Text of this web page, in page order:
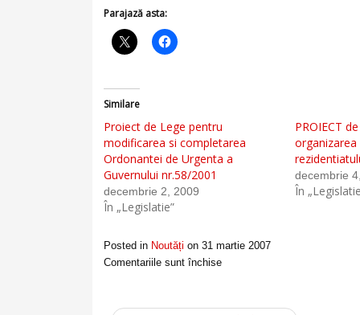
Parajază asta:
Similare
Proiect de Lege pentru
modificarea si completarea
Ordonantei de Urgenta a
Guvernului nr.58/2001
decembrie 2, 2009
În „Legislatie”
PROIECT
decembrie
În
Posted in Noutăți on 31 martie 2007
Comentariile sunt închise